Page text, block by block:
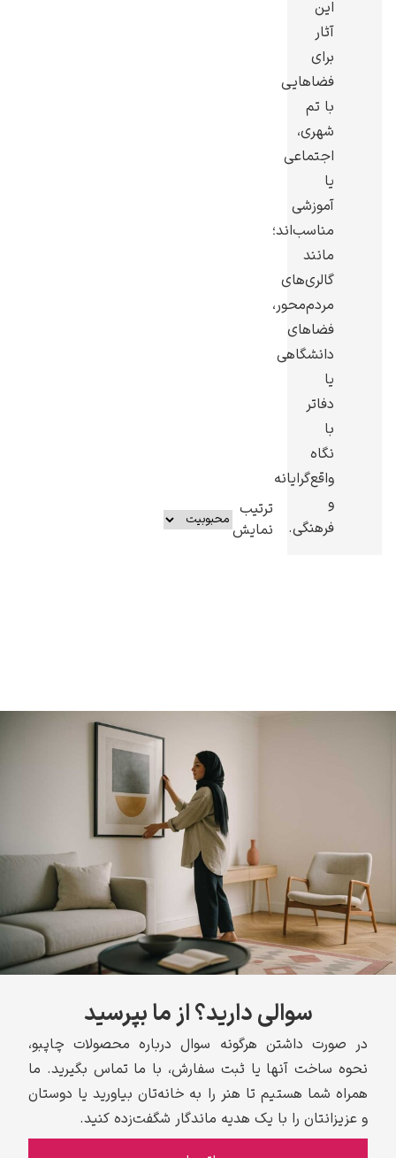
این
آثار
برای
فضاهایی
با تم
شهری،
اجتماعی
یا
آموزشی
مناسب‌اند؛
مانند
گالری‌های
مردم‌محور،
فضاهای
دانشگاهی
یا
دفاتر
با
نگاه
واقع‌گرایانه
و
فرهنگی.
ترتیب
نمایش
سوالی دارید؟ از ما بپرسید
در صورت داشتن هرگونه سوال درباره محصولات چاپبو،
نحوه ساخت آنها یا ثبت سفارش، با ما تماس بگیرید. ما
همراه شما هستیم تا هنر را به خانه‌تان بیاورید یا دوستان
و عزیزانتان را با یک هدیه ماندگار شگفت‌زده کنید.